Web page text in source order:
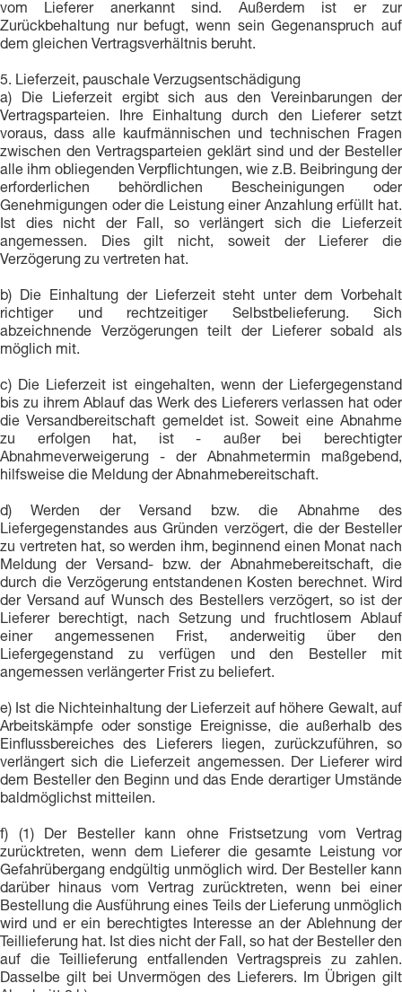
vom Lieferer anerkannt sind. Außerdem ist er zur
Zurückbehaltung nur befugt, wenn sein Gegenanspruch auf
dem gleichen Vertragsverhältnis beruht.
5. Lieferzeit, pauschale Verzugsentschädigung
a) Die Lieferzeit ergibt sich aus den Vereinbarungen der
Vertragsparteien. Ihre Einhaltung durch den Lieferer setzt
voraus, dass alle kaufmännischen und technischen Fragen
zwischen den Vertragsparteien geklärt sind und der Besteller
alle ihm obliegenden Verpflichtungen, wie z.B. Beibringung der
erforderlichen behördlichen Bescheinigungen oder
Genehmigungen oder die Leistung einer Anzahlung erfüllt hat.
Ist dies nicht der Fall, so verlängert sich die Lieferzeit
angemessen. Dies gilt nicht, soweit der Lieferer die
Verzögerung zu vertreten hat.
b) Die Einhaltung der Lieferzeit steht unter dem Vorbehalt
richtiger und rechtzeitiger Selbstbelieferung. Sich
abzeichnende Verzögerungen teilt der Lieferer sobald als
möglich mit.
c) Die Lieferzeit ist eingehalten, wenn der Liefergegenstand
bis zu ihrem Ablauf das Werk des Lieferers verlassen hat oder
die Versandbereitschaft gemeldet ist. Soweit eine Abnahme
zu erfolgen hat, ist - außer bei berechtigter
Abnahmeverweigerung - der Abnahmetermin maßgebend,
hilfsweise die Meldung der Abnahmebereitschaft.
d) Werden der Versand bzw. die Abnahme des
Liefergegenstandes aus Gründen verzögert, die der Besteller
zu vertreten hat, so werden ihm, beginnend einen Monat nach
Meldung der Versand- bzw. der Abnahmebereitschaft, die
durch die Verzögerung entstandenen Kosten berechnet. Wird
der Versand auf Wunsch des Bestellers verzögert, so ist der
Lieferer berechtigt, nach Setzung und fruchtlosem Ablauf
einer angemessenen Frist, anderweitig über den
Liefergegenstand zu verfügen und den Besteller mit
angemessen verlängerter Frist zu beliefert.
e) Ist die Nichteinhaltung der Lieferzeit auf höhere Gewalt, auf
Arbeitskämpfe oder sonstige Ereignisse, die außerhalb des
Einflussbereiches des Lieferers liegen, zurückzuführen, so
verlängert sich die Lieferzeit angemessen. Der Lieferer wird
dem Besteller den Beginn und das Ende derartiger Umstände
baldmöglichst mitteilen.
f) (1) Der Besteller kann ohne Fristsetzung vom Vertrag
zurücktreten, wenn dem Lieferer die gesamte Leistung vor
Gefahrübergang endgültig unmöglich wird. Der Besteller kann
darüber hinaus vom Vertrag zurücktreten, wenn bei einer
Bestellung die Ausführung eines Teils der Lieferung unmöglich
wird und er ein berechtigtes Interesse an der Ablehnung der
Teillieferung hat. Ist dies nicht der Fall, so hat der Besteller den
auf die Teillieferung entfallenden Vertragspreis zu zahlen.
Dasselbe gilt bei Unvermögen des Lieferers. Im Übrigen gilt